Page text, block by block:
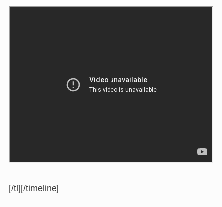
[/tl][/timeline]